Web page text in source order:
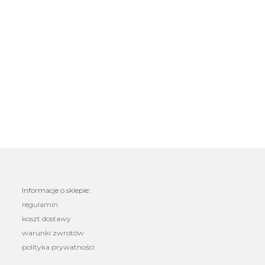
Informacje o sklepie:
regulamin
koszt dostawy
warunki zwrotów
polityka prywatności